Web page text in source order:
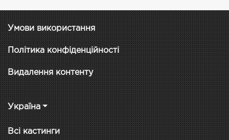
Умови використання
Політика конфіденційності
Видалення контенту
Україна
Всі кастинги